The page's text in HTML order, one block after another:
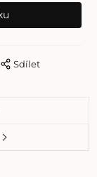
Sdílet